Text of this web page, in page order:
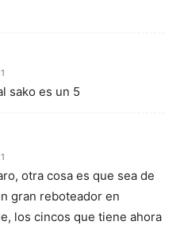
sako es un 5
otra cosa es que sea de
gran reboteador en
los cincos que tiene ahora